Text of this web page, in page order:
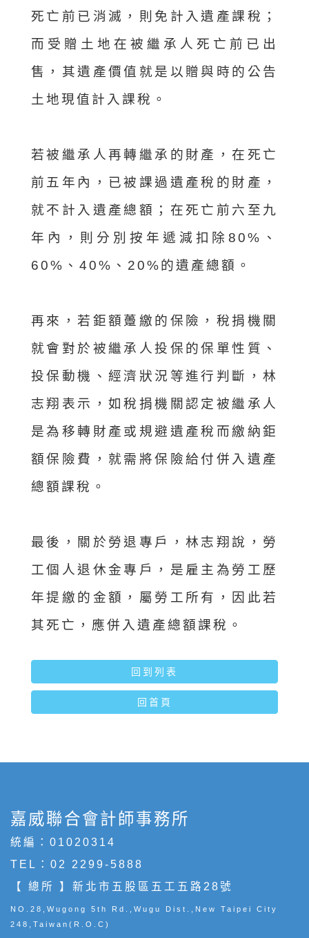
死亡前已消滅，則免計入遺產課稅；
而受贈土地在被繼承人死亡前已出
售，其遺產價值就是以贈與時的公告
土地現值計入課稅。
若被繼承人再轉繼承的財產，在死亡
前五年內，已被課過遺產稅的財產，
就不計入遺產總額；在死亡前六至九
年內，則分別按年遞減扣除80%、
60%、40%、20%的遺產總額。
再來，若鉅額躉繳的保險，稅捐機關
就會對於被繼承人投保的保單性質、
投保動機、經濟狀況等進行判斷，林
志翔表示，如稅捐機關認定被繼承人
是為移轉財產或規避遺產稅而繳納鉅
額保險費，就需將保險給付併入遺產
總額課稅。
最後，關於勞退專戶，林志翔說，勞
工個人退休金專戶，是雇主為勞工歷
年提繳的金額，屬勞工所有，因此若
其死亡，應併入遺產總額課稅。
回到列表
回首頁
嘉威聯合會計師事務所
統編：01020314
TEL： 02 2299-5888
【 總所 】新北市五股區五工五路28號
NO.28,Wugong 5th Rd.,Wugu Dist.,New Taipei City
248,Taiwan(R.O.C)